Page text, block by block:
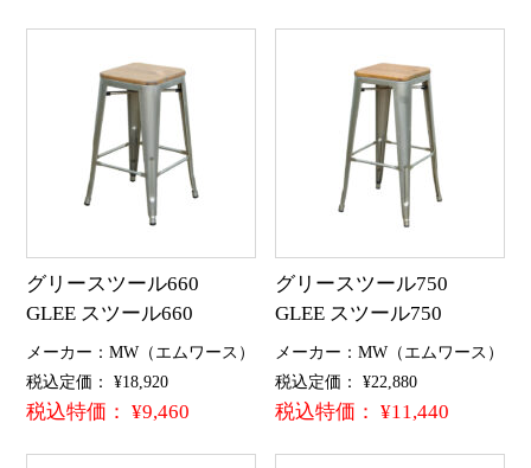
グリースツール660
GLEE スツール660
メーカー：MW（エムワース）
税込定価： ¥18,920
税込特価： ¥9,460
グリースツール750
GLEE スツール750
メーカー：MW（エムワース）
税込定価： ¥22,880
税込特価： ¥11,440